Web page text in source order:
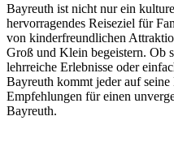
Bayreuth ist nicht nur ein
hervorragendes Reiseziel für
von kinderfreundlichen
Groß und Klein begeistern. Ob
lehrreiche Erlebnisse oder
Bayreuth kommt jeder auf
Empfehlungen für einen
Bayreuth.